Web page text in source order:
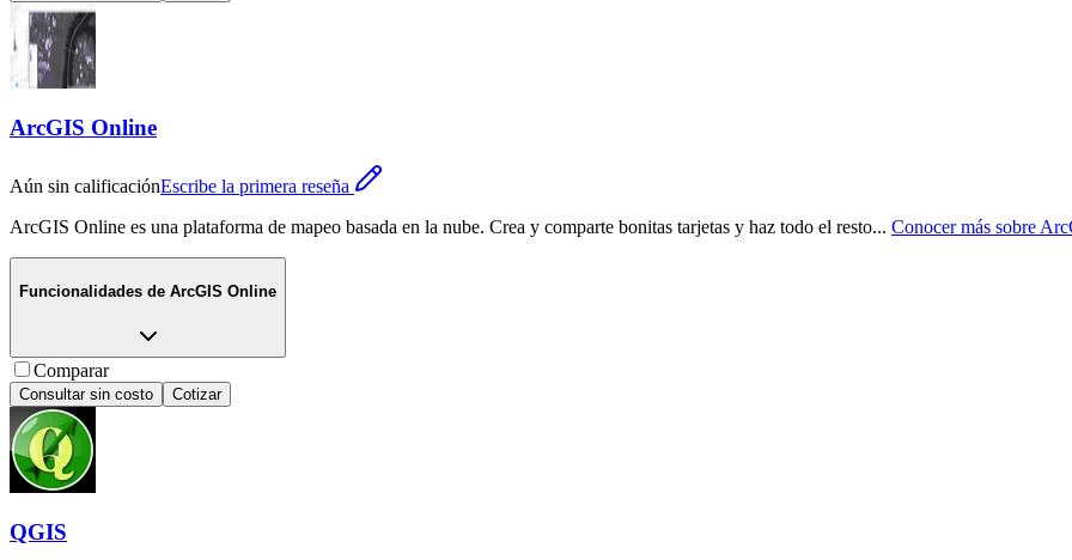
ArcGIS Online
Aún sin calificaciónEscribe la primera reseña
ArcGIS Online es una plataforma de mapeo basada en la nube. Crea y comparte bonitas tarjetas y haz todo el resto... Conocer más sobre
Funcionalidades de ArcGIS Online
Comparar
Consultar sin costo Cotizar
QGIS